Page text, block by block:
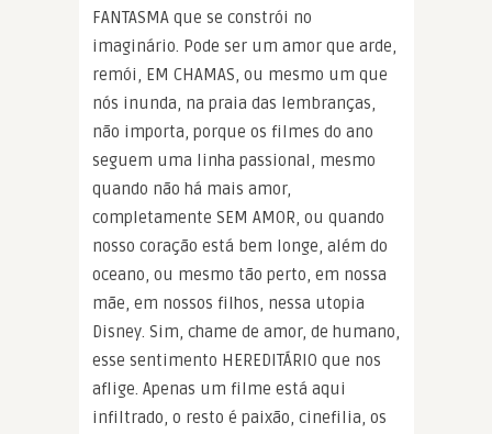
FANTASMA que se constrói no
imaginário. Pode ser um amor que arde,
remói, EM CHAMAS, ou mesmo um que
nós inunda, na praia das lembranças,
não importa, porque os filmes do ano
seguem uma linha passional, mesmo
quando não há mais amor,
completamente SEM AMOR, ou quando
nosso coração está bem longe, além do
oceano, ou mesmo tão perto, em nossa
mãe, em nossos filhos, nessa utopia
Disney. Sim, chame de amor, de humano,
esse sentimento HEREDITÁRIO que nos
aflige. Apenas um filme está aqui
infiltrado, o resto é paixão, cinefilia, os